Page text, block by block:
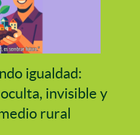
igualdad:
invisible y
rural